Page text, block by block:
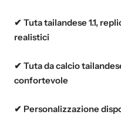
✔ Tuta tailandese 1.1,
realistici
✔ Tuta da calcio
confortevole
✔ Personalizzazione